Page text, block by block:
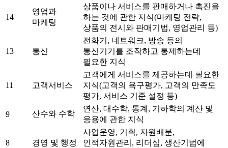
14
영업과
마케팅
상품이나 서비스를 판매하거나 촉진을
하는 것에 관한 지식(마케팅 전략,
상품의 전시와 판매기법, 영업관리 등)
13 통신
전화기, 네트워크, 방송 등의
통신기기를 조작하고 통제하는데
필요한 지식
11 고객서비스
고객에게 서비스를 제공하는데 필요한
지식(고객의 욕구평가, 고객의 만족도
평가, 서비스 기준 설정 등)
9 산수와 수학
연산, 대수학, 통계, 기하학의 계산 및
응용에 관한 지식
8 경영 및 행정
사업운영, 기획, 자원배분,
인적자원관리, 리더십, 생산기법에